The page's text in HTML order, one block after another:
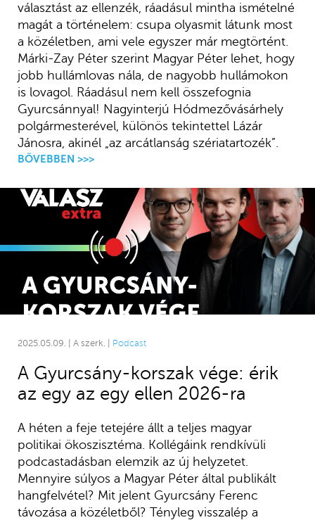
2025.05.09. | A szerk. | Podcast
A Gyurcsány-korszak vége: érik
az egy az egy ellen 2026-ra
A héten a feje tetejére állt a teljes magyar
politikai ökoszisztéma. Kollégáink rendkívüli
podcastadásban elemzik az új helyzetet.
Mennyire súlyos a Magyar Péter által publikált
hangfelvétel? Mit jelent Gyurcsány Ferenc
távozása a közéletből? Tényleg visszalép a
választást az ellenzék, ráadásul mintha ismételné
magát a történelem: csupa olyasmit látunk most
a közéletben, ami vele egyszer már megtörtént.
Márki-Zay Péter szerint Magyar Péter lehet, hogy
jobb hullámlovas nála, de nagyobb hullámokon
is lovagol. Ráadásul nem kell összefognia
Gyurcsánnyal! Nagyinterjú Hódmezővásárhely
polgármesterével, különös tekintettel Lázár
Jánosra, akinél „az arcátlanság szériatartozék”.
BŐVEBBEN >>>